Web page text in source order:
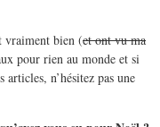
vraiment bien (et ont vu ma
pour rien au monde et si
n’hésitez pas une